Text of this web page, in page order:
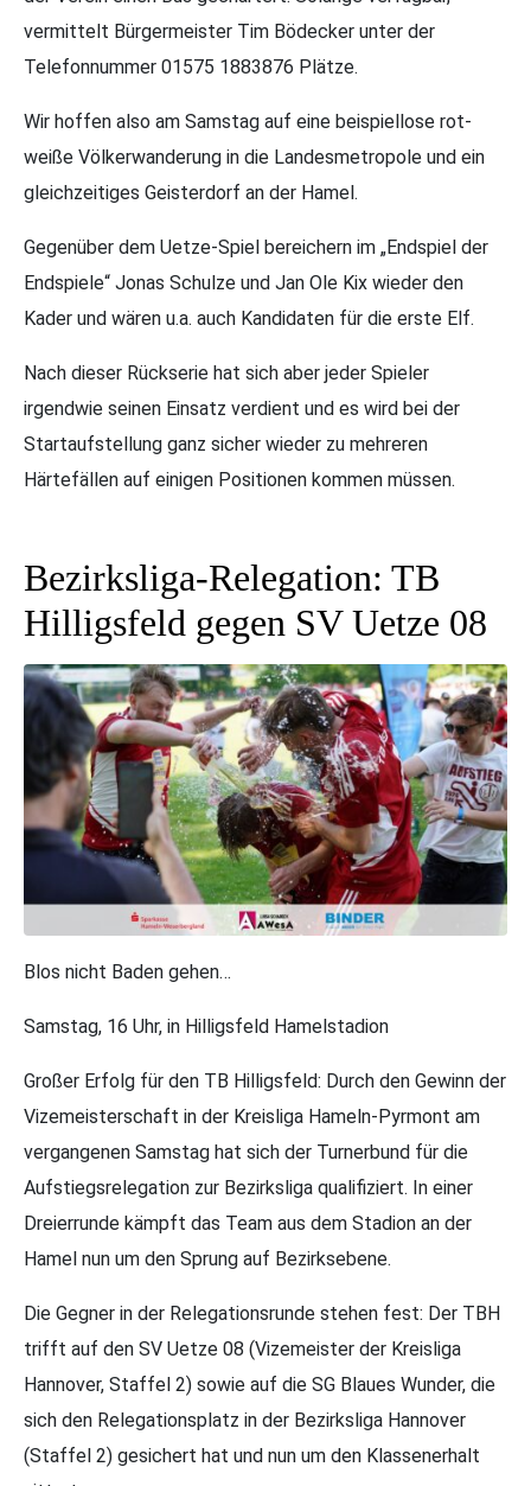
vermittelt Bürgermeister Tim Bödecker unter der
Telefonnummer 01575 1883876 Plätze.
Wir hoffen also am Samstag auf eine beispiellose rot-
weiße Völkerwanderung in die Landesmetropole und ein
gleichzeitiges Geisterdorf an der Hamel.
Gegenüber dem Uetze-Spiel bereichern im „Endspiel der
Endspiele“ Jonas Schulze und Jan Ole Kix wieder den
Kader und wären u.a. auch Kandidaten für die erste Elf.
Nach dieser Rückserie hat sich aber jeder Spieler
irgendwie seinen Einsatz verdient und es wird bei der
Startaufstellung ganz sicher wieder zu mehreren
Härtefällen auf einigen Positionen kommen müssen.
Bezirksliga-Relegation: TB
Hilligsfeld gegen SV Uetze 08
Blos nicht Baden gehen…
Samstag, 16 Uhr, in Hilligsfeld Hamelstadion
Großer Erfolg für den TB Hilligsfeld: Durch den Gewinn der
Vizemeisterschaft in der Kreisliga Hameln-Pyrmont am
vergangenen Samstag hat sich der Turnerbund für die
Aufstiegsrelegation zur Bezirksliga qualifiziert. In einer
Dreierrunde kämpft das Team aus dem Stadion an der
Hamel nun um den Sprung auf Bezirksebene.
Die Gegner in der Relegationsrunde stehen fest: Der TBH
trifft auf den SV Uetze 08 (Vizemeister der Kreisliga
Hannover, Staffel 2) sowie auf die SG Blaues Wunder, die
sich den Relegationsplatz in der Bezirksliga Hannover
(Staffel 2) gesichert hat und nun um den Klassenerhalt